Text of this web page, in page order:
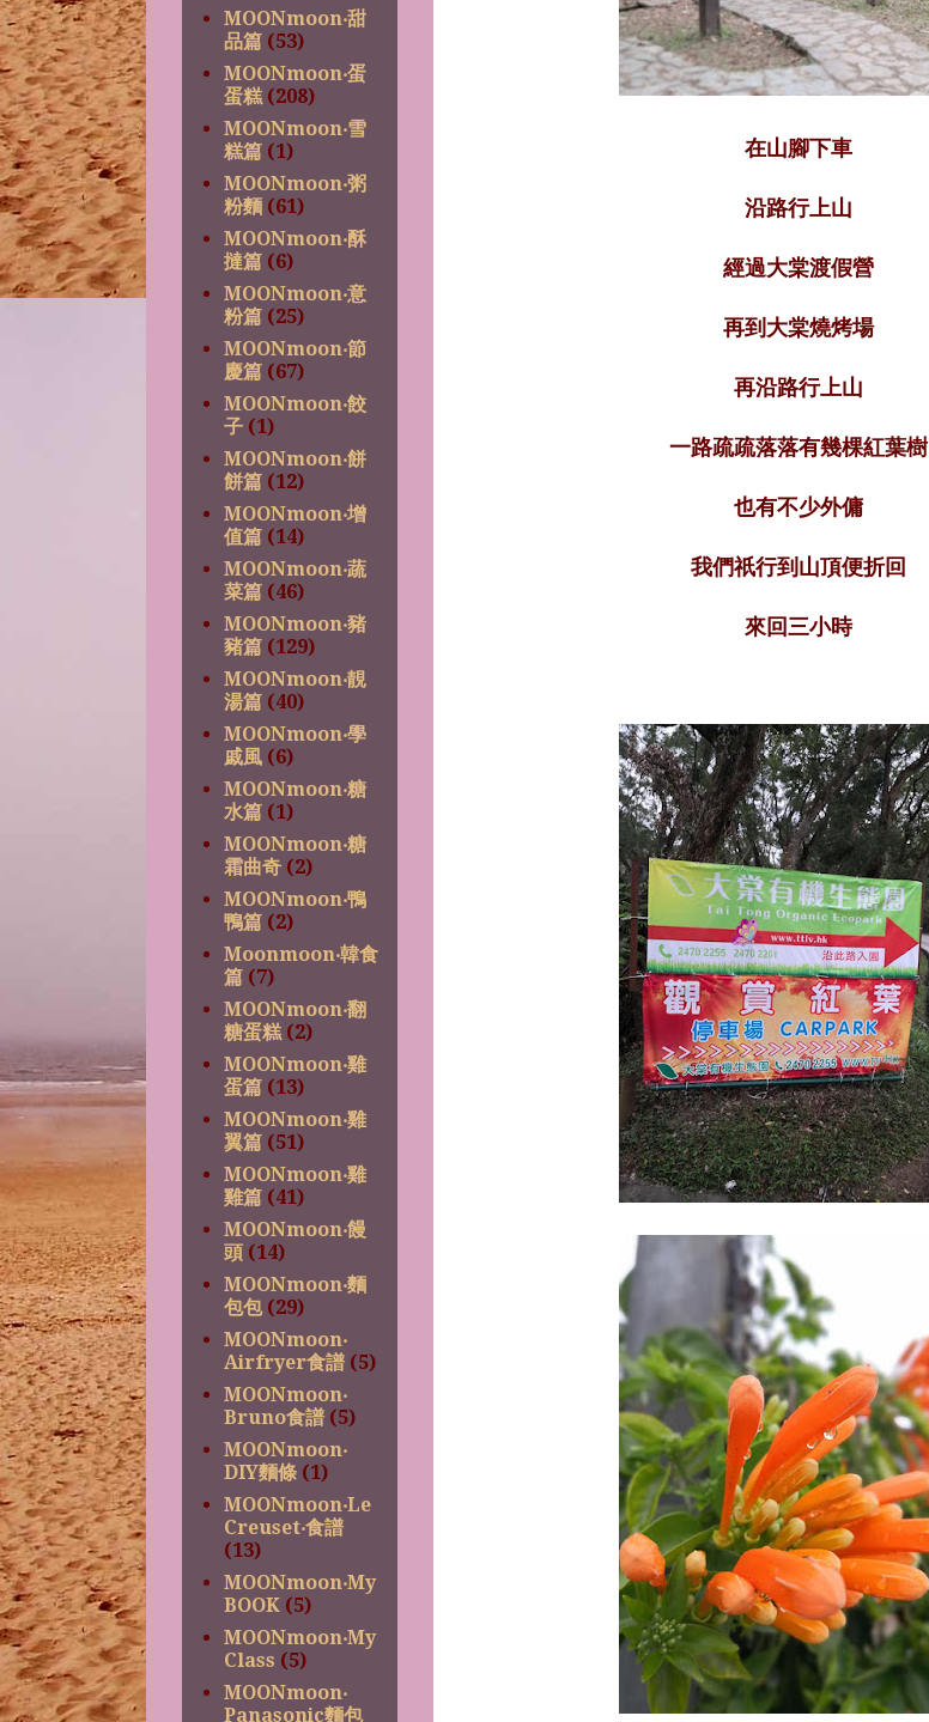
在山腳下車
沿路行上山
經過大棠渡假營
再到大棠燒烤場
再沿路行上山
一路疏疏落落有幾棵紅葉樹
也有不少外傭
我們祇行到山頂便折回
來回三小時
MOONmoon‧甜
品篇 (53)
MOONmoon‧蛋
蛋糕 (208)
MOONmoon‧雪
糕篇 (1)
MOONmoon‧粥
粉麵 (61)
MOONmoon‧酥
撻篇 (6)
MOONmoon‧意
粉篇 (25)
MOONmoon‧節
慶篇 (67)
MOONmoon‧餃
子 (1)
MOONmoon‧餅
餅篇 (12)
MOONmoon‧增
值篇 (14)
MOONmoon‧蔬
菜篇 (46)
MOONmoon‧豬
豬篇 (129)
MOONmoon‧靚
湯篇 (40)
MOONmoon‧學
戚風 (6)
MOONmoon‧糖
水篇 (1)
MOONmoon‧糖
霜曲奇 (2)
MOONmoon‧鴨
鴨篇 (2)
Moonmoon‧韓食
篇 (7)
MOONmoon‧翻
糖蛋糕 (2)
MOONmoon‧雞
蛋篇 (13)
MOONmoon‧雞
翼篇 (51)
MOONmoon‧雞
雞篇 (41)
MOONmoon‧饅
頭 (14)
MOONmoon‧麵
包包 (29)
MOONmoon‧
Airfryer食譜 (5)
MOONmoon‧
Bruno食譜 (5)
MOONmoon‧
DIY麵條 (1)
MOONmoon‧Le
Creuset‧食譜
(13)
MOONmoon‧My
BOOK (5)
MOONmoon‧My
Class (5)
MOONmoon‧
Panasonic麵包